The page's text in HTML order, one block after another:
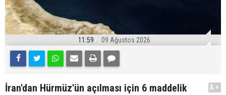
11:59 09 Ağustos 2026
İran'dan Hürmüz'ün açılması için 6 maddelik
A+